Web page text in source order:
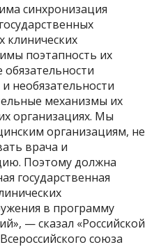
синхронизация
клинических
поэтапность их
необязательности
механизмы их
организациях. Мы
организациям, не
врача и
Поэтому должна
государственная
в программу
— сказал «Российской
союза